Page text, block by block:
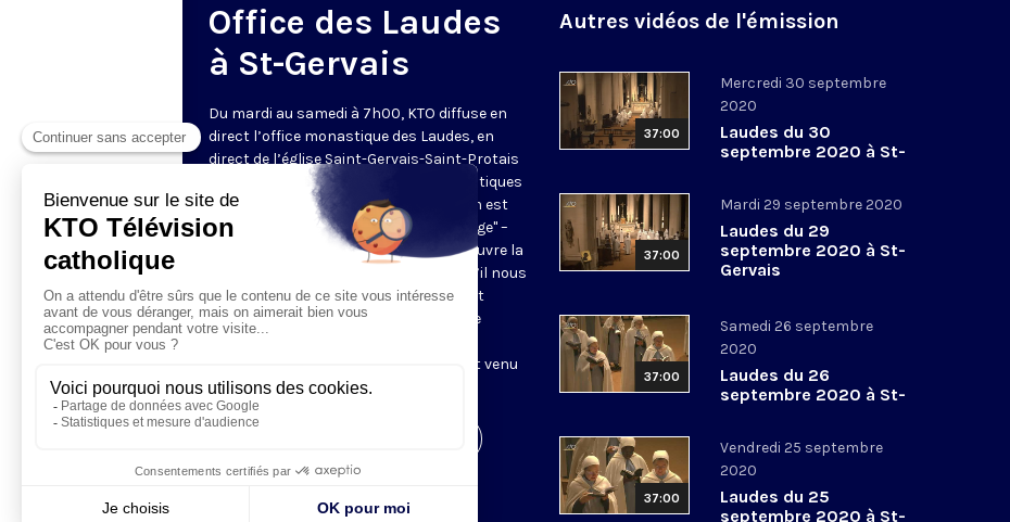
Office des Laudes
à St-Gervais
Du mardi au samedi à 7h00, KTO diffuse en
direct l’office monastique des Laudes, en
direct de l’église Saint-Gervais-Saint-Protais
(Paris IVe), avec les Fraternités Monastiques
de Jérusalem. Les Laudes – dont le nom est
dérivé du terme latin qui signifie "louange" –
sont d’abord la prière de louange qui ouvre la
journée pour remercier Dieu du don qu’il nous
fait de ce jour nouveau, et le placer tout
entier sous son regard. Mais son heure
Résurrection du Seigneur, "soleil levant venu
nous visiter" (Lc 1,28).
Autres vidéos de l'émission
37:00
Mercredi 30 septembre
2020
Laudes du 30
septembre 2020 à St-
37:00
Mardi 29 septembre 2020
Laudes du 29
septembre 2020 à St-
Gervais
37:00
Samedi 26 septembre
2020
Laudes du 26
septembre 2020 à St-
37:00
Vendredi 25 septembre
2020
Laudes du 25
septembre 2020 à St-